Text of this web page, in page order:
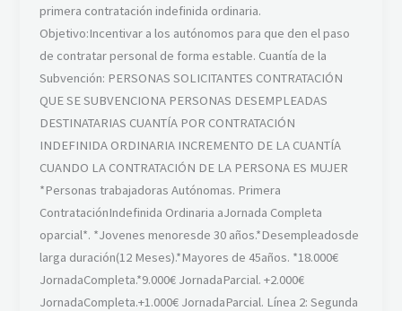
primera contratación indefinida ordinaria.
Objetivo:Incentivar a los autónomos para que den el paso
de contratar personal de forma estable. Cuantía de la
Subvención: PERSONAS SOLICITANTES CONTRATACIÓN
QUE SE SUBVENCIONA PERSONAS DESEMPLEADAS
DESTINATARIAS CUANTÍA POR CONTRATACIÓN
INDEFINIDA ORDINARIA INCREMENTO DE LA CUANTÍA
CUANDO LA CONTRATACIÓN DE LA PERSONA ES MUJER
*Personas trabajadoras Autónomas. Primera
ContrataciónIndefinida Ordinaria aJornada Completa
oparcial*. *Jovenes menoresde 30 años.*Desempleadosde
larga duración(12 Meses).*Mayores de 45años. *18.000€
JornadaCompleta.*9.000€ JornadaParcial. +2.000€
JornadaCompleta.+1.000€ JornadaParcial. Línea 2: Segunda